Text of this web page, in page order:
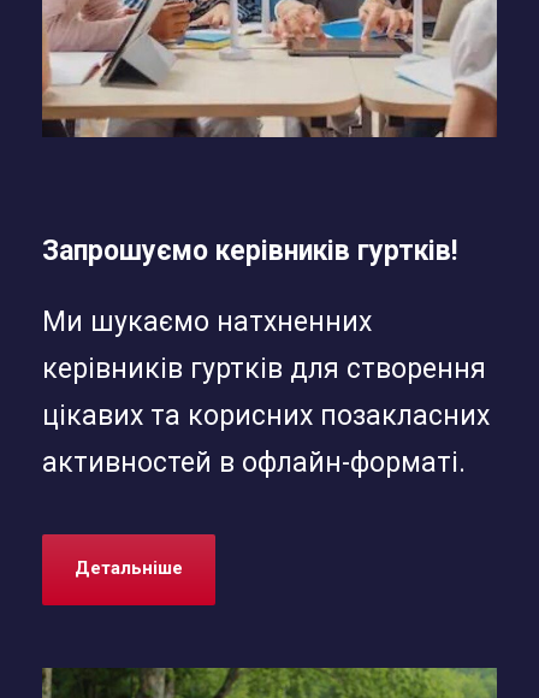
Запрошуємо керівників гуртків!
Ми шукаємо натхненних
керівників гуртків для створення
цікавих та корисних позакласних
активностей в офлайн-форматі.
Детальніше